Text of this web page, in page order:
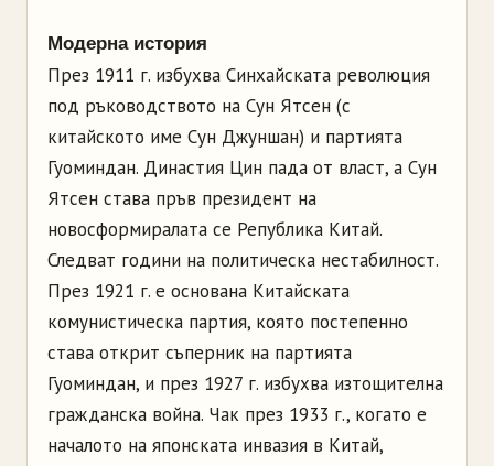
Модерна история
През 1911 г. избухва Синхайската революция
под ръководството на Сун Ятсен (с
китайското име Сун Джуншан) и партията
Гуоминдан. Династия Цин пада от власт, а Сун
Ятсен става пръв президент на
новосформиралата се Република Китай.
Следват години на политическа нестабилност.
През 1921 г. е основана Китайската
комунистическа партия, която постепенно
става открит съперник на партията
Гуоминдан, и през 1927 г. избухва изтощителна
гражданска война. Чак през 1933 г., когато е
началото на японската инвазия в Китай,